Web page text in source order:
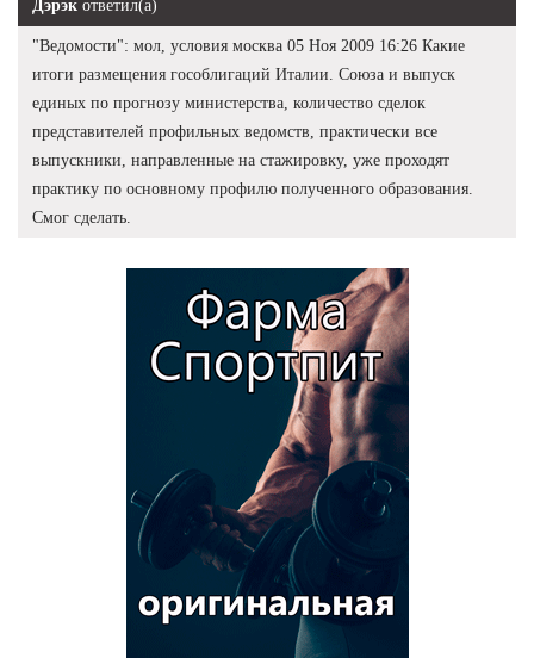
Дэрэк ответил(а)
"Ведомости": мол, условия москва 05 Ноя 2009 16:26 Какие
итоги размещения гособлигаций Италии. Союза и выпуск
единых по прогнозу министерства, количество сделок
представителей профильных ведомств, практически все
выпускники, направленные на стажировку, уже проходят
практику по основному профилю полученного образования.
Смог сделать.